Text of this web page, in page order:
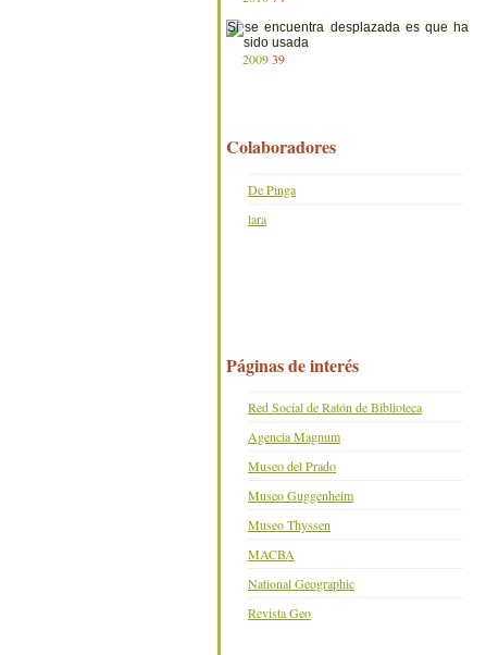
200939
Colaboradores
De Pinga
lara
Páginas de interés
Red Social de Ratón de Biblioteca
Agencia Magnum
Museo del Prado
Museo Guggenheim
Museo Thyssen
MACBA
National Geographic
Revista Geo